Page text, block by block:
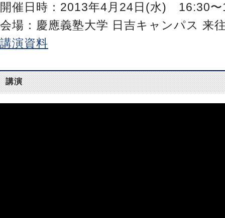
開催日時：2013年4月24日(水) 16:30
会場：慶應義塾大学 日吉キャンパス 来
講演資料
講演